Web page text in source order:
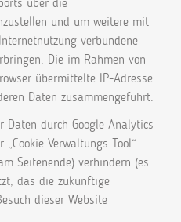
und um weitere mit
verbundene
Die im Rahmen von
übermittelte IP-Adresse
Daten zusammengeführt.
Daten durch Google Analytics
Verwaltungs-Tool“
Seitenende) verhindern (es
das die zukünftige
dieser Website